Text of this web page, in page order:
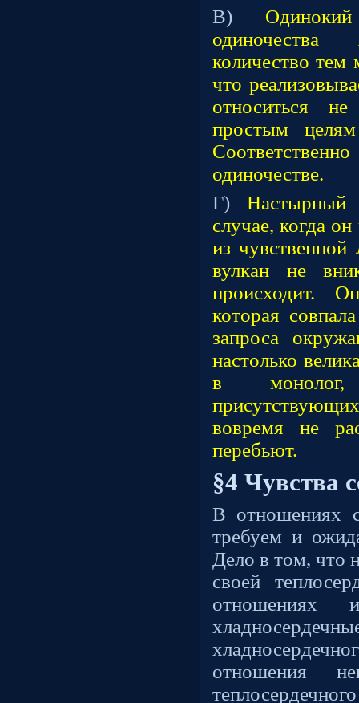
В)
одиночества
количество тем
что
относиться
простым
одиночестве.
Г) Настырный
случае, когда
из
вулкан не
происходит.
которая
запроса
настолько
в
вовремя не
перебьют.
§4 Чувства
В отношениях
требуем и
Дело в том, что
своей
отношения